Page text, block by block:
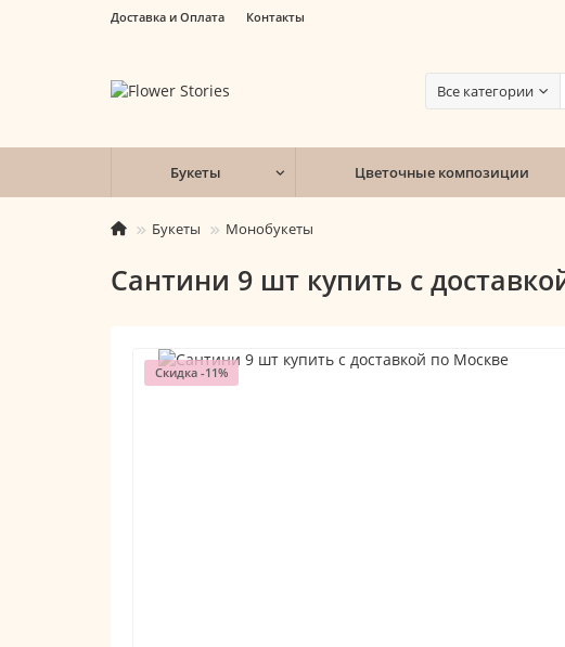
Доставка и Оплата Контакты
Все категории
Букеты Цветочные композиции
Букеты Монобукеты
Сантини 9 шт купить с
Скидка -11%